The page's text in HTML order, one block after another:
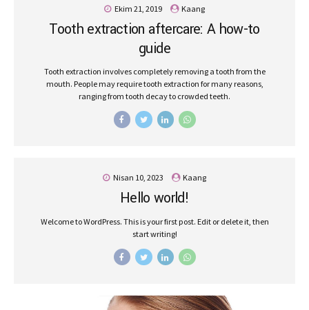
Ekim 21, 2019 Kaang
Tooth extraction aftercare: A how-to
guide
Tooth extraction involves completely removing a tooth from the
mouth. People may require tooth extraction for many reasons,
ranging from tooth decay to crowded teeth.
Nisan 10, 2023 Kaang
Hello world!
Welcome to WordPress. This is your first post. Edit or delete it, then
start writing!